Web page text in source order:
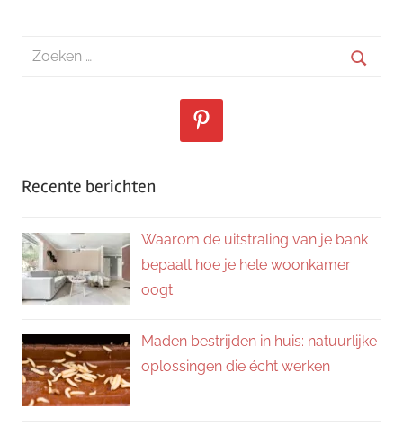
Zoeken
Recente berichten
Waarom de uitstraling van je bank
bepaalt hoe je hele woonkamer
oogt
Maden bestrijden in huis: natuurlijke
oplossingen die écht werken